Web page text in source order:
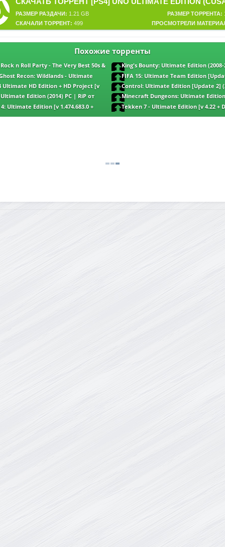
РАЗМЕР ТОРРЕНТА:
РАЗМЕР РАЗДАЧИ: 1.21 GB
ПРОСМОТРЕЛИ
СКАЧАЛИ ТОРРЕНТ: 499
Похожие торренты
n Roll Party - The Very Best 50s &
[Jukebox Mix Edition] (2023) MP3
King's Bounty: Ultimate Edition (2008-
RePack от FitGirl
Recon: Wildlands - Ultimate
5948128 + DLCs] (2017) PC | RePack
FIFA 15: Ultimate Team Edition
RePack от FitGirl
Ultimate HD Edition + HD Project [v
от Decepticon
Control: Ultimate Edition [Update 2]
RePack от Decepticon
Edition (2014) PC | RiP от
Minecraft Dungeons: Ultimate
1.12.0.07897191 + DLCs] (2020) PC |
Ultimate Edition [v 1.474.683.0 +
от Chovka
Tekken 7 - Ultimate Edition [v 4.22 +
RePack от Chovka